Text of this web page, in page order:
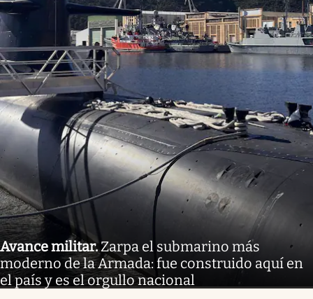
Avance militar.Zarpa el submarino más
moderno de la Armada: fue construido aquí en
el país y es el orgullo nacional